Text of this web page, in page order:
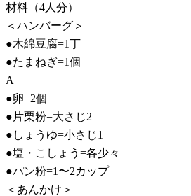
材料（4人分）
＜ハンバーグ＞
●木綿豆腐=1丁
●たまねぎ=1個
A
●卵=2個
●片栗粉=大さじ2
●しょうゆ=小さじ1
●塩・こしょう=各少々
●パン粉=1〜2カップ
＜あんかけ＞